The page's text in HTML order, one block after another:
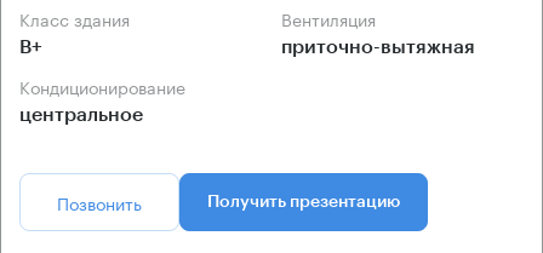
Класс здания
B+
Вентиляция
приточно-вытяжная
Кондиционирование
центральное
Позвонить Получить презентацию